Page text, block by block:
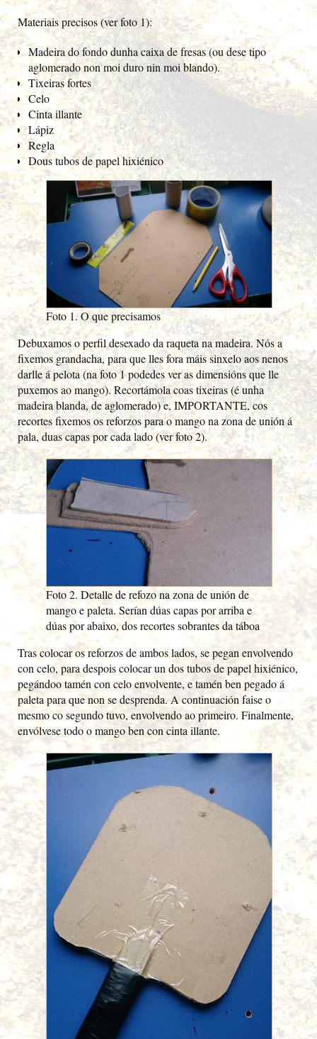
Materiais precisos (ver foto 1):
Madeira do fondo dunha caixa de fresas (ou dese tipo
aglomerado non moi duro nin moi blando).
Tixeiras fortes
Celo
Cinta illante
Lápiz
Regla
Dous tubos de papel hixiénico
Foto 1. O que precisamos
Debuxamos o perfil desexado da raqueta na madeira. Nós a
fixemos grandacha, para que lles fora máis sinxelo aos nenos
darlle á pelota (na foto 1 podedes ver as dimensións que lle
puxemos ao mango). Recortámola coas tixeiras (é unha
madeira blanda, de aglomerado) e, IMPORTANTE, cos
recortes fixemos os reforzos para o mango na zona de unión á
pala, duas capas por cada lado (ver foto 2).
Foto 2. Detalle de refozo na zona de unión de
mango e paleta. Serían dúas capas por arriba e
dúas por abaixo, dos recortes sobrantes da táboa
Tras colocar os reforzos de ambos lados, se pegan envolvendo
con celo, para despois colocar un dos tubos de papel hixiénico,
pegándoo tamén con celo envolvente, e tamén ben pegado á
paleta para que non se desprenda. A continuación faise o
mesmo co segundo tuvo, envolvendo ao primeiro. Finalmente,
envólvese todo o mango ben con cinta illante.